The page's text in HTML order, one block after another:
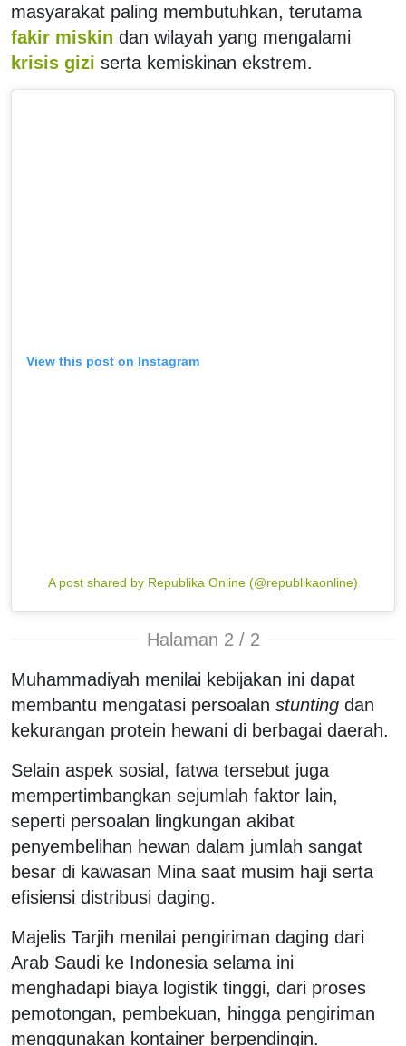
masyarakat paling membutuhkan, terutama
fakir miskin dan wilayah yang mengalami
krisis gizi serta kemiskinan ekstrem.
View this post on Instagram
A post shared by Republika Online (@republikaonline)
Halaman 2 / 2
Muhammadiyah menilai kebijakan ini dapat
membantu mengatasi persoalan stunting dan
kekurangan protein hewani di berbagai daerah.
Selain aspek sosial, fatwa tersebut juga
mempertimbangkan sejumlah faktor lain,
seperti persoalan lingkungan akibat
penyembelihan hewan dalam jumlah sangat
besar di kawasan Mina saat musim haji serta
efisiensi distribusi daging.
Majelis Tarjih menilai pengiriman daging dari
Arab Saudi ke Indonesia selama ini
menghadapi biaya logistik tinggi, dari proses
pemotongan, pembekuan, hingga pengiriman
menggunakan kontainer berpendingin.